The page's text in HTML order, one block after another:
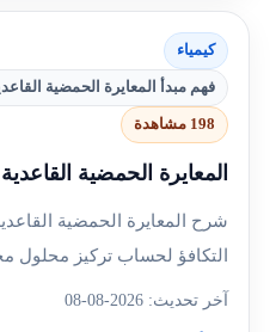
كيمياء
فهم مبدأ المعايرة الحمضية
198 مشاهدة
المعايرة الحمضية
شرح المعايرة الحمضية
التكافؤ لحساب تركيز محلول
آخر تحديث: 2026-08-08